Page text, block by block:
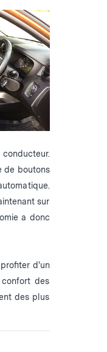
de boutons
sur
a donc
d'un
des
des plus